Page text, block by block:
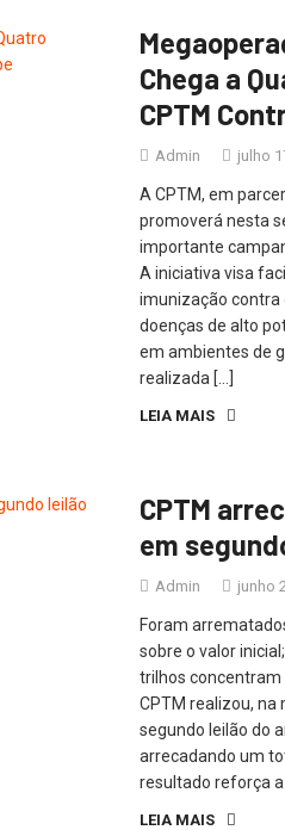
Chega a
CPTM
Admin julho
A CPTM, em
promoverá nesta
importante
A iniciativa visa
imunização contra
doenças de alto
em ambientes de
realizada […]
LEIA MAIS
CPTM
em
Admin junho
Foram
sobre o valor
trilhos
CPTM realizou,
segundo leilão do
arrecadando um
resultado reforça a
LEIA MAIS